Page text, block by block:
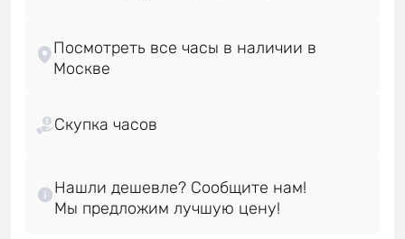
Посмотреть все часы в наличии в
Скупка часов
Нашли дешевле? Сообщите нам!